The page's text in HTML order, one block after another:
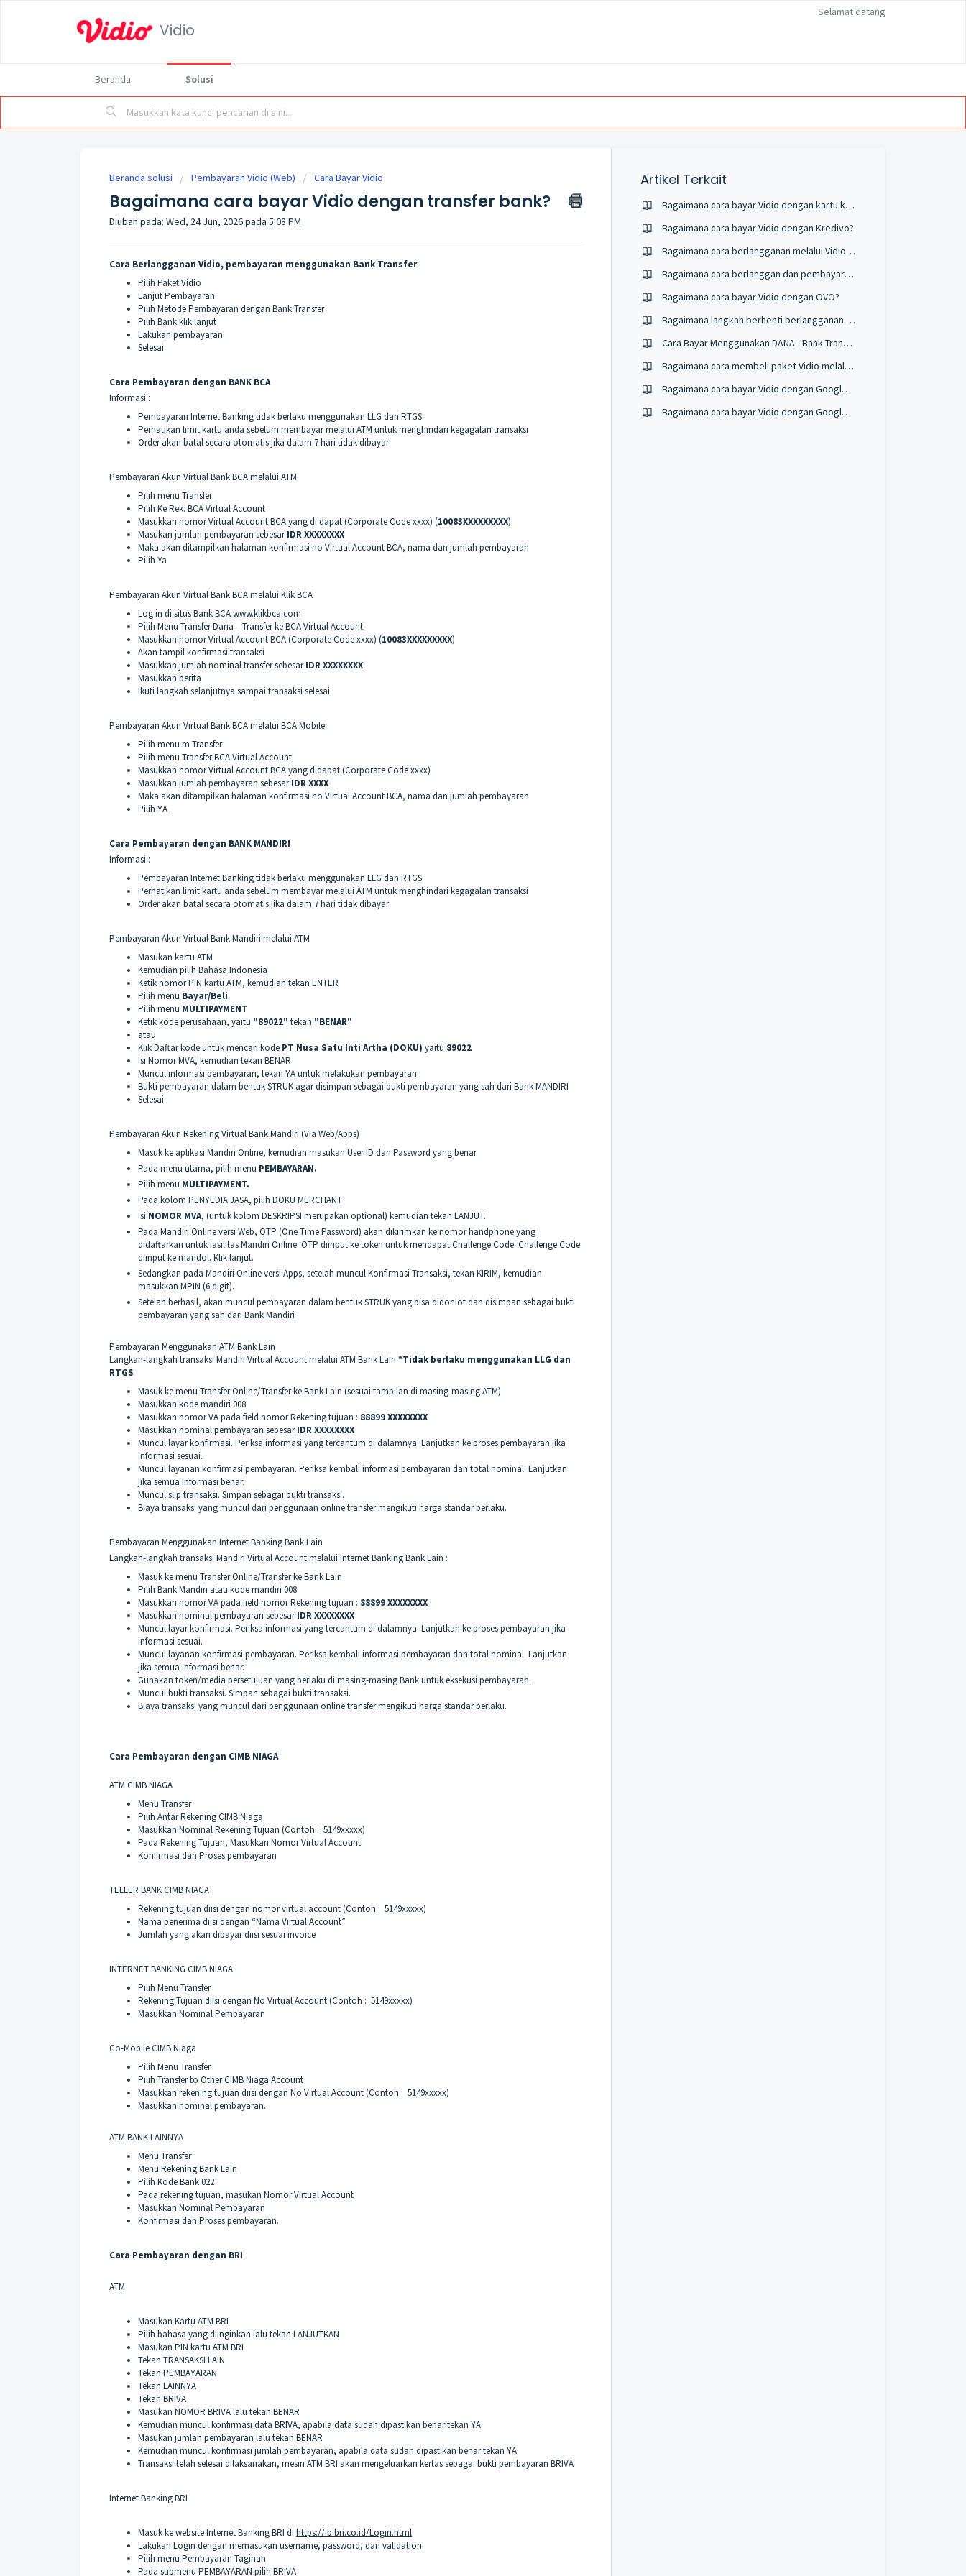
Vidio
Selamat datang
Beranda Solusi
Beranda solusi Pembayaran Vidio (Web) Cara Bayar Vidio
Bagaimana cara bayar Vidio dengan transfer bank?
Diubah pada: Wed, 24 Jun, 2026 pada 5:08 PM
Cara Berlangganan Vidio, pembayaran menggunakan Bank Transfer
Pilih Paket Vidio
Lanjut Pembayaran
Pilih Metode Pembayaran dengan Bank Transfer
Pilih Bank klik lanjut
Lakukan pembayaran
Selesai
Cara Pembayaran dengan BANK BCA
Informasi :
Pembayaran Internet Banking tidak berlaku menggunakan LLG dan RTGS
Perhatikan limit kartu anda sebelum membayar melalui ATM untuk menghindari kegagalan transaksi
Order akan batal secara otomatis jika dalam 7 hari tidak dibayar
Pembayaran Akun Virtual Bank BCA melalui ATM
Pilih menu Transfer
Pilih Ke Rek. BCA Virtual Account
Masukkan nomor Virtual Account BCA yang di dapat (Corporate Code xxxx) (10083XXXXXXXXX)
Masukan jumlah pembayaran sebesarIDR XXXXXXXX
Maka akan ditampilkan halaman konfirmasi no Virtual Account BCA, nama dan jumlah pembayaran
Pilih Ya
Pembayaran Akun Virtual Bank BCA melalui Klik BCA
Log in di situs Bank BCAwww.klikbca.com
Pilih Menu Transfer Dana – Transfer ke BCA Virtual Account
Masukkan nomor Virtual Account BCA (Corporate Code xxxx) (10083XXXXXXXXX)
Akan tampil konfirmasi transaksi
Masukkan jumlah nominal transfer sebesarIDR XXXXXXXX
Masukkan berita
Ikuti langkah selanjutnya sampai transaksi selesai
Pembayaran Akun Virtual Bank BCA melalui BCA Mobile
Pilih menu m-Transfer
Pilih menu Transfer BCA Virtual Account
Masukkan nomor Virtual Account BCA yang didapat (Corporate Code xxxx)
Masukkan jumlah pembayaran sebesarIDR XXXX
Maka akan ditampilkan halaman konfirmasi no Virtual Account BCA, nama dan jumlah pembayaran
Pilih YA
Cara Pembayaran dengan BANK MANDIRI
Informasi :
Pembayaran Internet Banking tidak berlaku menggunakan LLG dan RTGS
Perhatikan limit kartu anda sebelum membayar melalui ATM untuk menghindari kegagalan transaksi
Order akan batal secara otomatis jika dalam 7 hari tidak dibayar
Pembayaran Akun Virtual Bank Mandiri melalui ATM
Masukan kartu ATM
Kemudian pilih Bahasa Indonesia
Ketik nomor PIN kartu ATM, kemudian tekan ENTER
Pilih menu Bayar/Beli
Pilih menu MULTIPAYMENT
Ketik kode perusahaan, yaitu "89022" tekan "BENAR"
atau
Klik Daftar kode untuk mencari kode PT Nusa Satu Inti Artha (DOKU) yaitu 89022
Isi Nomor MVA, kemudian tekan BENAR
Muncul informasi pembayaran, tekan YA untuk melakukan pembayaran.
Bukti pembayaran dalam bentuk STRUK agar disimpan sebagai bukti pembayaran yang sah dari Bank MANDIRI
Selesai
Pembayaran Akun Rekening Virtual Bank Mandiri (Via Web/Apps)
Masuk ke aplikasi Mandiri Online, kemudian masukan User ID dan Password yang benar.
Pada menu utama, pilih menu PEMBAYARAN.
Pilih menu MULTIPAYMENT.
Pada kolom PENYEDIA JASA, pilih DOKU MERCHANT
Isi NOMOR MVA, (untuk kolom DESKRIPSI merupakan optional) kemudian tekan LANJUT.
Pada Mandiri Online versi Web, OTP (One Time Password) akan dikirimkan ke nomor handphone yang
didaftarkan untuk fasilitas Mandiri Online. OTP diinput ke token untuk mendapat Challenge Code. Challenge Code
diinput ke mandol. Klik lanjut.
Sedangkan pada Mandiri Online versi Apps, setelah muncul Konfirmasi Transaksi, tekan KIRIM, kemudian
masukkan MPIN (6 digit).
Setelah berhasil, akan muncul pembayaran dalam bentuk STRUK yang bisa didonlot dan disimpan sebagai bukti
pembayaran yang sah dari Bank Mandiri
Pembayaran Menggunakan ATM Bank Lain
Langkah-langkah transaksi Mandiri Virtual Account melalui ATM Bank Lain *Tidak berlaku menggunakan LLG dan
RTGS
Masuk ke menu Transfer Online/Transfer ke Bank Lain (sesuai tampilan di masing-masing ATM)
Masukkan kode mandiri 008
Masukkan nomor VA pada field nomor Rekening tujuan : 88899 XXXXXXXX
Masukkan nominal pembayaran sebesarIDR XXXXXXXX
Muncul layar konfirmasi. Periksa informasi yang tercantum di dalamnya. Lanjutkan ke proses pembayaran jika
informasi sesuai.
Muncul layanan konfirmasi pembayaran. Periksa kembali informasi pembayaran dan total nominal. Lanjutkan
jika semua informasi benar.
Muncul slip transaksi. Simpan sebagai bukti transaksi.
Biaya transaksi yang muncul dari penggunaan online transfer mengikuti harga standar berlaku.
Pembayaran Menggunakan Internet Banking Bank Lain
Langkah-langkah transaksi Mandiri Virtual Account melalui Internet Banking Bank Lain :
Masuk ke menu Transfer Online/Transfer ke Bank Lain
Pilih Bank Mandiri atau kode mandiri 008
Masukkan nomor VA pada field nomor Rekening tujuan : 88899 XXXXXXXX
Masukkan nominal pembayaran sebesarIDR XXXXXXXX
Muncul layar konfirmasi. Periksa informasi yang tercantum di dalamnya. Lanjutkan ke proses pembayaran jika
informasi sesuai.
Muncul layanan konfirmasi pembayaran. Periksa kembali informasi pembayaran dan total nominal. Lanjutkan
jika semua informasi benar.
Gunakan token/media persetujuan yang berlaku di masing-masing Bank untuk eksekusi pembayaran.
Muncul bukti transaksi. Simpan sebagai bukti transaksi.
Biaya transaksi yang muncul dari penggunaan online transfer mengikuti harga standar berlaku.
Cara Pembayaran dengan CIMB NIAGA
ATM CIMB NIAGA
Menu Transfer
Pilih Antar Rekening CIMB Niaga
Masukkan Nominal Rekening Tujuan (Contoh : 5149xxxxx)
Pada Rekening Tujuan, Masukkan Nomor Virtual Account
Konfirmasi dan Proses pembayaran
TELLER BANK CIMB NIAGA
Rekening tujuan diisi dengan nomor virtual account (Contoh : 5149xxxxx)
Nama penerima diisi dengan “Nama Virtual Account”
Jumlah yang akan dibayar diisi sesuai invoice
INTERNET BANKING CIMB NIAGA
Pilih Menu Transfer
Rekening Tujuan diisi dengan No Virtual Account (Contoh : 5149xxxxx)
Masukkan Nominal Pembayaran
Go-Mobile CIMB Niaga
Pilih Menu Transfer
Pilih Transfer to Other CIMB Niaga Account
Masukkan rekening tujuan diisi dengan No Virtual Account (Contoh : 5149xxxxx)
Masukkan nominal pembayaran.
ATM BANK LAINNYA
Menu Transfer
Menu Rekening Bank Lain
Pilih Kode Bank 022
Pada rekening tujuan, masukan Nomor Virtual Account
Masukkan Nominal Pembayaran
Konfirmasi dan Proses pembayaran.
Cara Pembayaran dengan BRI
ATM
Masukan Kartu ATM BRI
Pilih bahasa yang diinginkan lalu tekan LANJUTKAN
Masukan PIN kartu ATM BRI
Tekan TRANSAKSI LAIN
Tekan PEMBAYARAN
Tekan LAINNYA
Tekan BRIVA
Masukan NOMOR BRIVA lalu tekan BENAR
Kemudian muncul konfirmasi data BRIVA, apabila data sudah dipastikan benar tekan YA
Masukan jumlah pembayaran lalu tekan BENAR
Kemudian muncul konfirmasi jumlah pembayaran, apabila data sudah dipastikan benar tekan YA
Transaksi telah selesai dilaksanakan, mesin ATM BRI akan mengeluarkan kertas sebagai bukti pembayaran BRIVA
Internet Banking BRI
Masuk ke website Internet Banking BRI di https://ib.bri.co.id/Login.html
Lakukan Login dengan memasukan username, password, dan validation
Pilih menu Pembayaran Tagihan
Pada submenu PEMBAYARAN pilih BRIVA
Artikel Terkait
Bagaimana cara bayar Vidio dengan kartu kredit?
Bagaimana cara bayar Vidio dengan Kredivo?
Bagaimana cara berlangganan melalui Vidio TV apps?
Bagaimana cara berlanggan dan pembayaran yang dilakukan diluar STB Indihome ?
Bagaimana cara bayar Vidio dengan OVO?
Bagaimana langkah berhenti berlangganan recurring Vidio?
Cara Bayar Menggunakan DANA - Bank Transfer
Bagaimana cara membeli paket Vidio melalui BCA Lifestyle?
Bagaimana cara bayar Vidio dengan Google Pay?
Bagaimana cara bayar Vidio dengan Google Play?